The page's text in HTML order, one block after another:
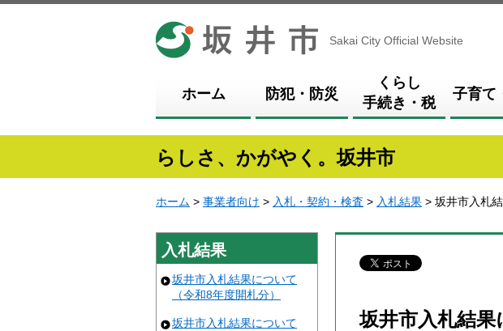
坂井市
Sakai City Official Website
ホーム 防犯・防災
くらし
手続き・税
子育て
らしさ、かがやく。坂井市
ホーム > 事業者向け > 入札・契約・検査 > 入札結果 > 坂井市入札
入札結果
坂井市入札結果について
（令和8年度開札分）
坂井市入札結果について
坂井市入札結果